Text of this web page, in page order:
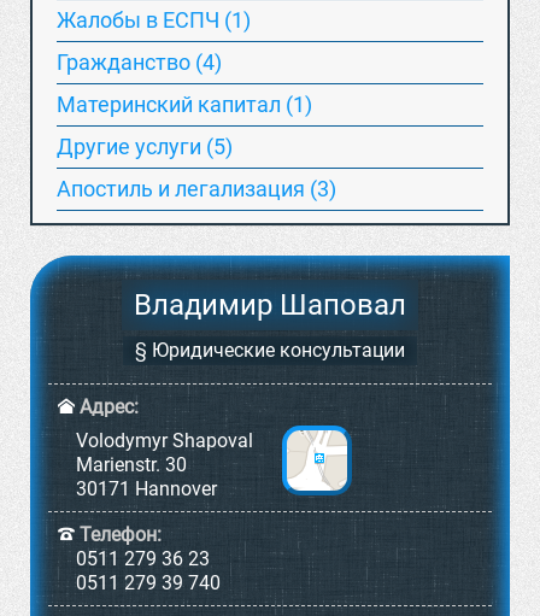
Жалобы в ЕСПЧ (1)
Гражданство (4)
Материнский капитал (1)
Другие услуги (5)
Апостиль и легализация (3)
Владимир Шаповал
§ Юридические консультации
Адрес:
Volodymyr Shapoval
Marienstr. 30
30171 Hannover
Телефон:
0511 279 36 23
0511 279 39 740